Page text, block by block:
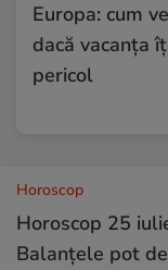
Europa: cum
dacă vacanța
pericol
Horoscop
Horoscop 25
Balanțele pot